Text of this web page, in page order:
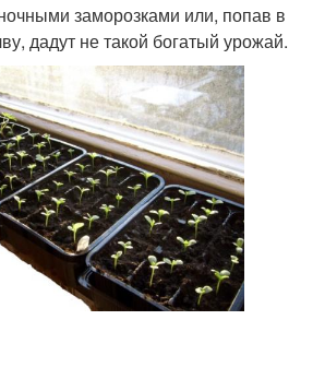
заморозками или, попав в
дадут не такой богатый урожай.